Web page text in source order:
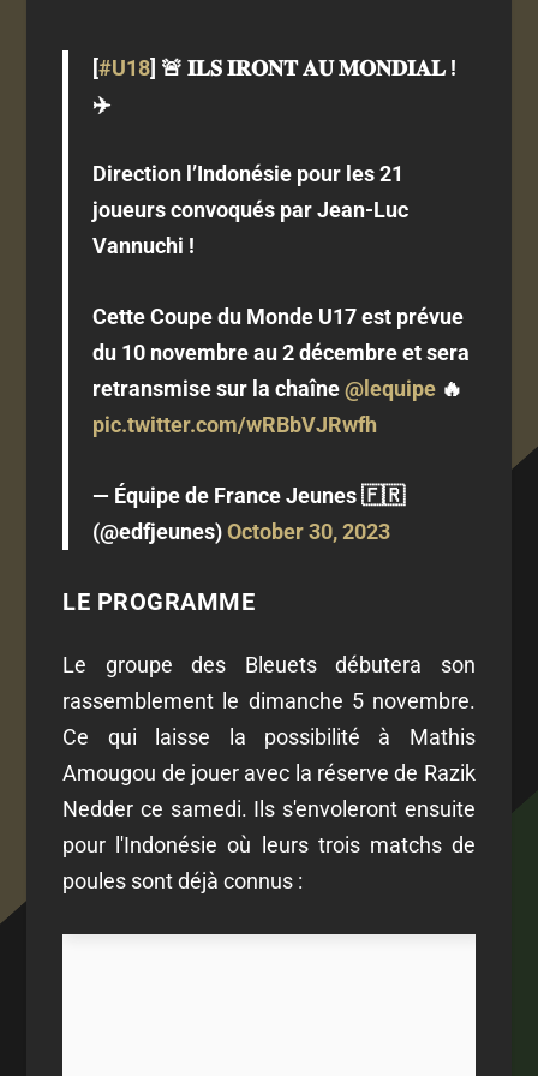
[#U18] 🚨 𝐈𝐋𝐒 𝐈𝐑𝐎𝐍𝐓 𝐀𝐔 𝐌𝐎𝐍𝐃𝐈𝐀𝐋 !
✈️
Direction l’Indonésie pour les 21
joueurs convoqués par Jean-Luc
Vannuchi !
Cette Coupe du Monde U17 est prévue
du 10 novembre au 2 décembre et sera
retransmise sur la chaîne@lequipe 🔥
pic.twitter.com/wRBbVJRwfh
— Équipe de France Jeunes 🇫🇷
(@edfjeunes)October 30, 2023
LE PROGRAMME
Le groupe des Bleuets débutera son
rassemblement le dimanche 5 novembre.
Ce qui laisse la possibilité à Mathis
Amougou de jouer avec la réserve de Razik
Nedder ce samedi. Ils s'envoleront ensuite
pour l'Indonésie où leurs trois matchs de
poules sont déjà connus :